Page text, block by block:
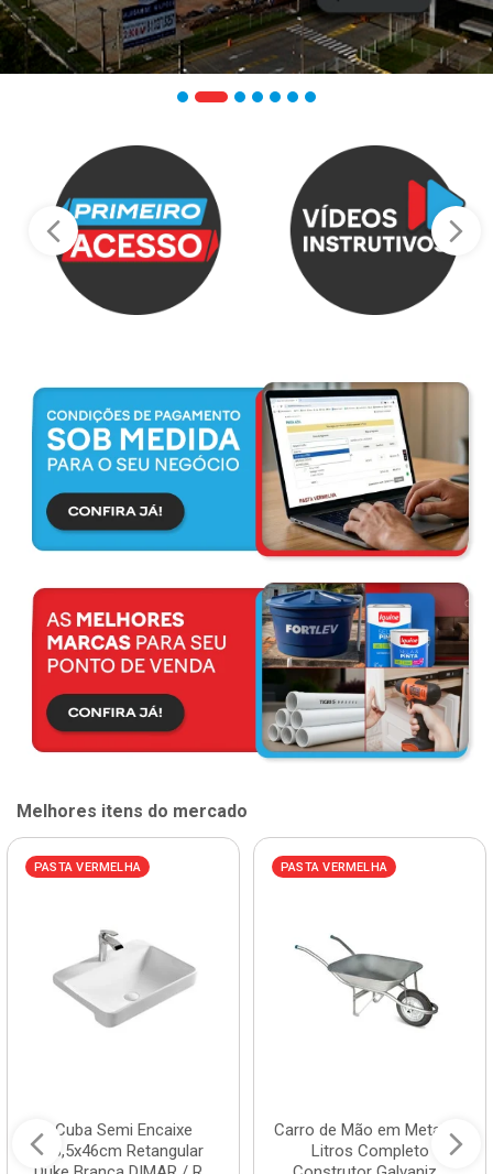
Melhores itens do mercado
PASTA VERMELHA
Cuba Semi Encaixe
58,5x46cm Retangular
PASTA VERMELHA
Carro de Mão em Metal 60
Litros Completo